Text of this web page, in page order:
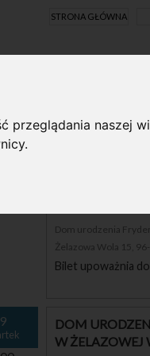
naszej
STRONA GŁÓWNA
Dom urodzenia
Żelazowa Wola 15,
Bilet upoważnia
DOM
W ŻELAZOWEJ